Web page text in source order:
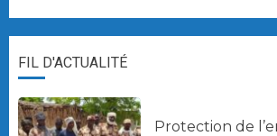
FIL D'ACTUALITÉ
Protection de